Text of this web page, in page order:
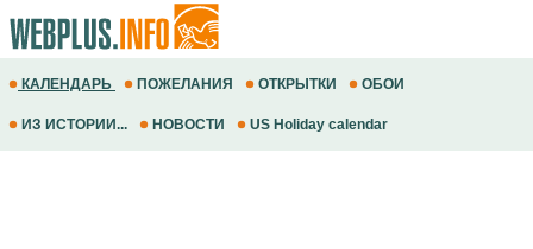
КАЛЕНДАРЬ ПОЖЕЛАНИЯ ОТКРЫТКИ ОБОИ
ИЗ ИСТОРИИ... НОВОСТИ US Holiday calendar